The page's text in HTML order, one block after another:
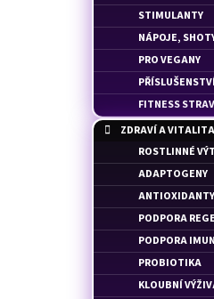
STIMULANTY
NÁPOJE,
PRO VEGANY
FITNESS
ZDRAVÍ A VITALITA
ROSTLINNÉ
ADAPTOGENY
ANTIOXIDANTY
PODPORA
PODPORA
PROBIOTIKA
KLOUBNÍ
PROTEIN